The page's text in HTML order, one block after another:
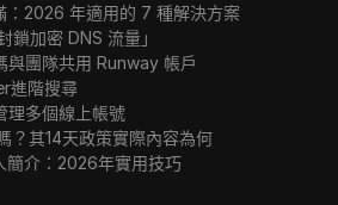
：2026 年適用的 7 種解決方案
鎖加密 DNS 流量」
團隊共用 Runway 帳戶
進階搜尋
理多個線上帳號
？其14天政策實際內容為何
簡介：2026年實用技巧